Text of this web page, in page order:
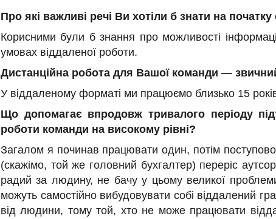
Про які важливі речі Ви хотіли б знати на
Корисними були б знання про можливості
умовах віддаленої роботи.
Дистанційна робота для Вашої команди —
У віддаленому форматі ми працюємо близько 15
Що допомагає впродовж тривалого періоду
роботи команди на високому рівні?
Загалом я починав працювати один, потім
(скажімо, той же головний бухгалтер) переріс
радий за людину, не бачу у цьому великої
можуть самостійно вибудовувати собі віддалений
від людини, тому той, хто не може працювати